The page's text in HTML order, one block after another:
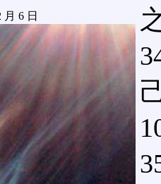
月 6 日